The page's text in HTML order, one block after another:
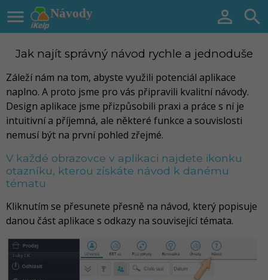
Návody
  
Jak najít správný návod rychle a jednoduše
Záleží nám na tom, abyste využili potenciál aplikace
naplno. A proto jsme pro vás připravili kvalitní návody.
Design aplikace jsme přizpůsobili praxi a práce s ní je
intuitivní a příjemná, ale některé funkce a souvislosti
nemusí být na první pohled zřejmé.
V každé obrazovce v aplikaci najdete ikonku
otazníku, kterou získáte návod k danému
tématu
Kliknutím se přesunete přesně na návod, který popisuje
danou část aplikace s odkazy na související témata.